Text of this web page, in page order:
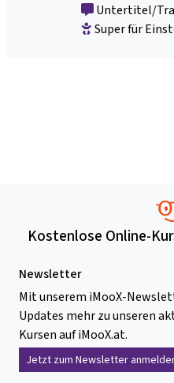
Untertitel/
Super für
Kostenlose Online-
Newsletter
Mit unserem iMooX-
Updates mehr zu unseren
Kursen auf iMooX.at.
Jetzt zum Newsletter